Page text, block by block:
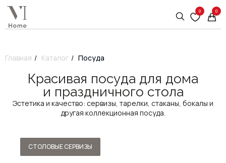
0 0
Главная / Каталог / Посуда
Красивая посуда для дома
и праздничного стола
Эстетика и качество: сервизы, тарелки, стаканы, бокалы и
другая коллекционная посуда.
СТОЛОВЫЕ СЕРВИЗЫ